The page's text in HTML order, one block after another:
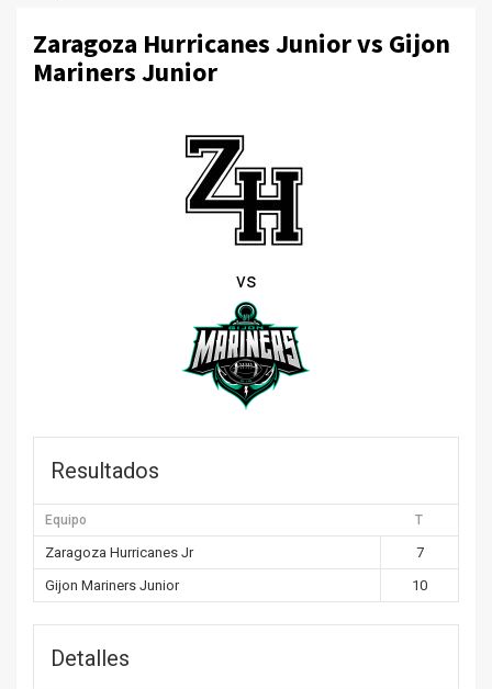
Zaragoza Hurricanes Junior vs Gijon
Mariners Junior
vs
Resultados
Equipo T
Zaragoza Hurricanes Jr
7
Gijon Mariners Junior
10
Detalles